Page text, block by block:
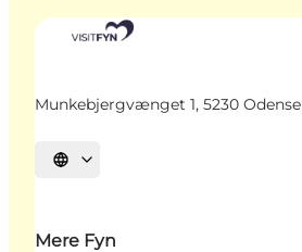
Munkebjergvænget 1, 5230 Odense
Vælg sprog
Mere Fyn